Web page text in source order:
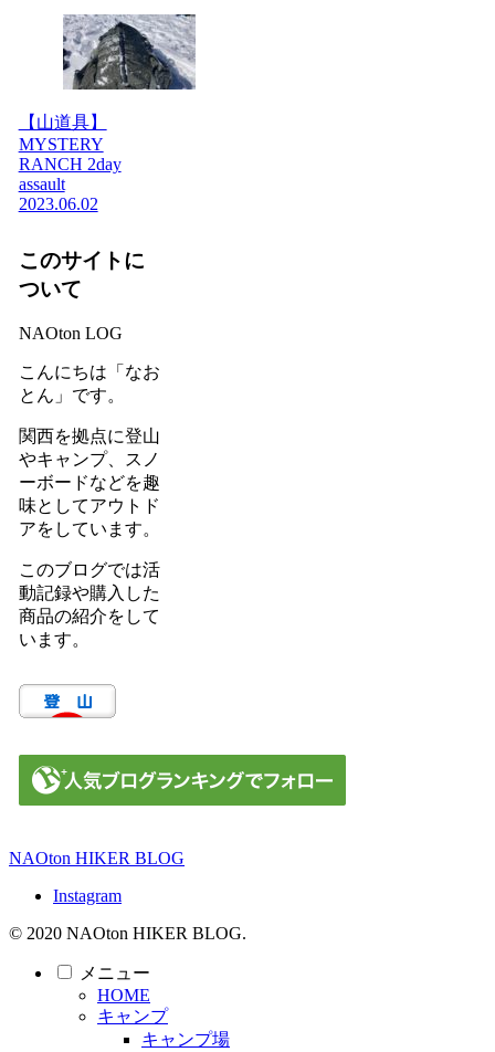
【山道具】
MYSTERY
RANCH 2day
assault
2023.06.02
このサイトに
ついて
NAOton LOG
こんにちは「なお
とん」です。
関西を拠点に登山
やキャンプ、スノ
ーボードなどを趣
味としてアウトド
アをしています。
このブログでは活
動記録や購入した
商品の紹介をして
います。
NAOton HIKER BLOG
Instagram
© 2020 NAOton HIKER BLOG.
メニュー
HOME
キャンプ
キャンプ場